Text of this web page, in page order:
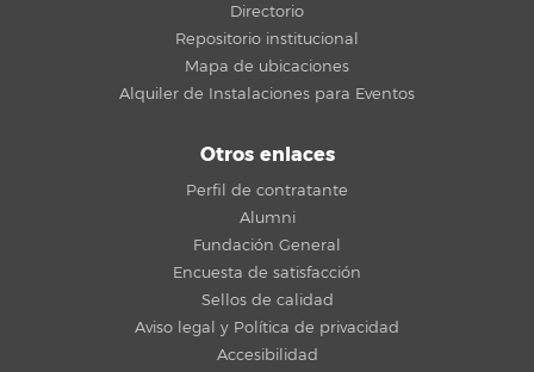
Directorio
Repositorio institucional
Mapa de ubicaciones
Alquiler de Instalaciones para Eventos
Otros enlaces
Perfil de contratante
Alumni
Fundación General
Encuesta de satisfacción
Sellos de calidad
Aviso legal y Política de privacidad
Accesibilidad